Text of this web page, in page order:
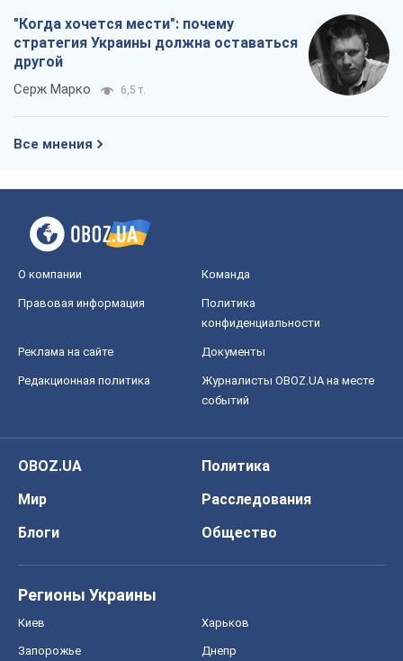
"Когда хочется мести": почему
стратегия Украины должна оставаться
другой
Серж Марко 6,5 т.
Все мнения
О компании Команда
Правовая информация
Политика
конфиденциальности
Реклама на сайте Документы
Редакционная политика
Журналисты OBOZ.UA на месте
событий
OBOZ.UA
Политика
Мир
Расследования
Блоги
Общество
Регионы Украины
Киев Харьков
Запорожье Днепр